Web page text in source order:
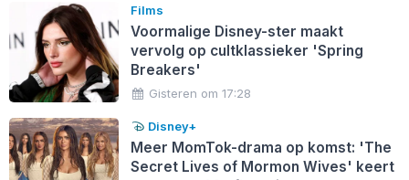
Films
Voormalige Disney-ster maakt
vervolg op cultklassieker 'Spring
Breakers'
Gisteren om 17:28
Disney+
Meer MomTok-drama op komst: 'The
Secret Lives of Mormon Wives' keert